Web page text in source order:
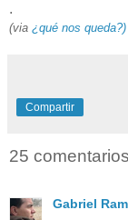
.
(via ¿qué nos queda?)
Compartir
25
Gabriel